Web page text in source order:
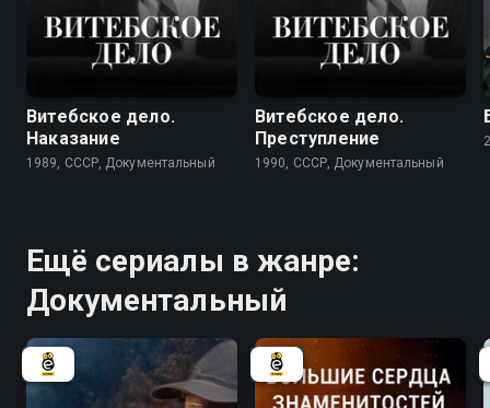
Витебское дело.
Наказание
1989, СССР, Документальный
Витебское дело.
Преступление
1990, СССР, Документальный
Ещё сериалы в жанре:
Документальный